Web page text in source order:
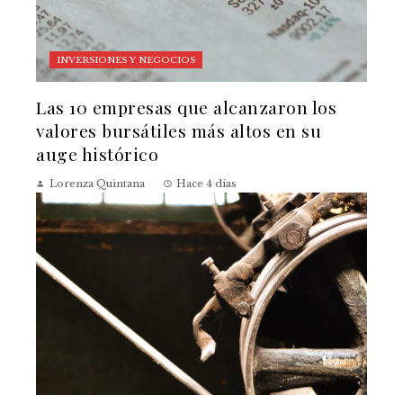
INVERSIONES Y NEGOCIOS
Las 10 empresas que alcanzaron los
valores bursátiles más altos en su
auge histórico
Lorenza Quintana Hace 4 días